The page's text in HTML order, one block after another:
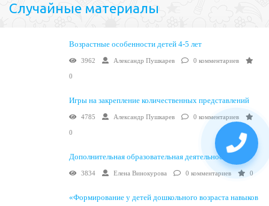
Случайные материалы
Возрастные особенности детей 4-5 лет
3962 Александр Пушкарев 0 комментариев
0
Игры на закрепление количественных представлений
4785 Александр Пушкарев 0 комментариев
0
Дополнительная образовательная деятельность
«Умелые ручки» Квиллинг
3834 Елена Винокурова 0 комментариев 0
«Формирование у детей дошкольного возраста навыков